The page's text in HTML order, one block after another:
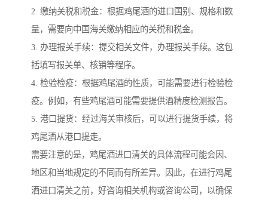
2. 缴纳关税和税金：根据鸡尾酒的进口国别、规格和数
量，需要向中国海关缴纳相应的关税和税金。
3. 办理报关手续：提交相关文件，办理报关手续。这包
括填写报关单、核销等程序。
4. 检验检疫：根据鸡尾酒的性质，可能需要进行检验检
疫。例如，有些鸡尾酒可能需要提供酒精度检测报告。
5. 港口提货：经过海关审核后，可以进行提货手续，将
鸡尾酒从港口提走。
需要注意的是，鸡尾酒进口清关的具体流程可能会因、
地区和当地规定的不同而有所差异。因此，在进行鸡尾
酒进口清关之前，好咨询相关机构或咨询公司，以确保